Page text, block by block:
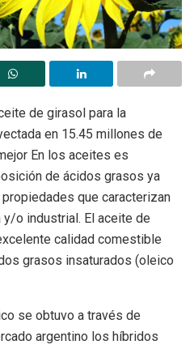
de girasol para la
en 15.45 millones de
En los aceites es
de ácidos grasos ya
que caracterizan
y/o industrial. El aceite de
calidad comestible
grasos insaturados (oleico
se obtuvo a través de
argentino los híbridos